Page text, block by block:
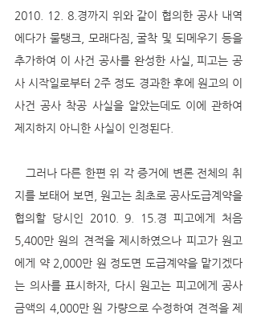
2010. 12. 8.경까지 위와 같이 협의한 공사 내역
에다가 물탱크, 모래다짐, 굴착 및 되메우기 등을
추가하여 이 사건 공사를 완성한 사실, 피고는 공
사 시작일로부터 2주 정도 경과한 후에 원고의 이
사건 공사 착공 사실을 알았는데도 이에 관하여
제지하지 아니한 사실이 인정된다.
지를 보태어 보면, 원고는 최초로 공사도급계약을
협의할 당시인 2010. 9. 15.경 피고에게 처음
5,400만 원의 견적을 제시하였으나 피고가 원고
에게 약 2,000만 원 정도면 도급계약을 맡기겠다
는 의사를 표시하자, 다시 원고는 피고에게 공사
금액의 4,000만 원 가량으로 수정하여 견적을 제